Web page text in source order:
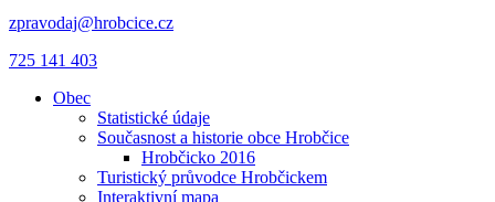
zpravodaj@hrobcice.cz
725 141 403
Obec
Statistické údaje
Současnost a historie obce Hrobčice
Hrobčicko 2016
Turistický průvodce Hrobčickem
Interaktivní mapa